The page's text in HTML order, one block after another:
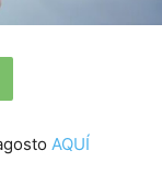
AQUÍ